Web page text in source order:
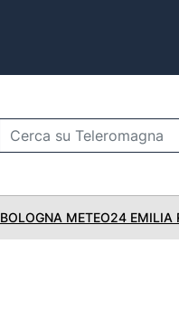
BOLOGNA METEO24 EMILIA